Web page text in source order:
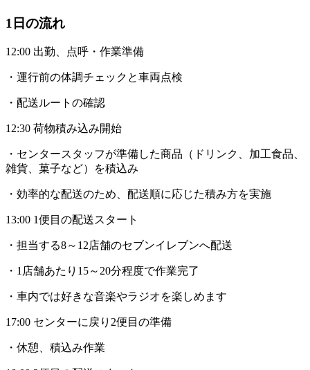
1日の流れ
12:00 出勤、点呼・作業準備
・運行前の体調チェックと車両点検
・配送ルートの確認
12:30 荷物積み込み開始
・センタースタッフが準備した商品（ドリンク、加工食品、
雑貨、菓子など）を積込み
・効率的な配送のため、配送順に応じた積み方を実施
13:00 1便目の配送スタート
・担当する8～12店舗のセブンイレブンへ配送
・1店舗あたり15～20分程度で作業完了
・車内では好きな音楽やラジオを楽しめます
17:00 センターに戻り2便目の準備
・休憩、積込み作業